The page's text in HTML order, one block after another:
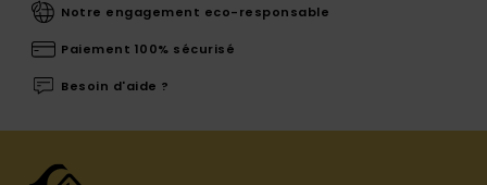
Notre engagement eco-responsable
Paiement 100% sécurisé
Besoin d'aide ?